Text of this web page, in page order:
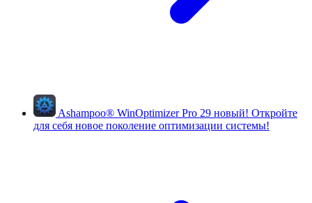
Ashampoo® WinOptimizer Pro 29 новый! Откройте
для себя новое поколение оптимизации системы!